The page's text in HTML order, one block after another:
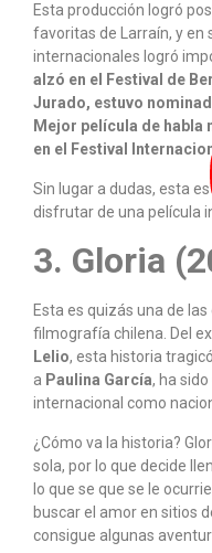
Esta producción logró
favoritas de Larraín, y en
internacionales logró
alzó en el Festival de
Jurado, estuvo
Mejor película de habla
en el Festival
Sin lugar a dudas, esta
disfrutar de una película
3. Gloria
Esta es quizás una de
filmografía chilena. Del
Lelio, esta historia
a Paulina García, ha
internacional como
¿Cómo va la historia?
sola, por lo que decide
lo que se que se le
buscar el amor en sitios
consigue algunas